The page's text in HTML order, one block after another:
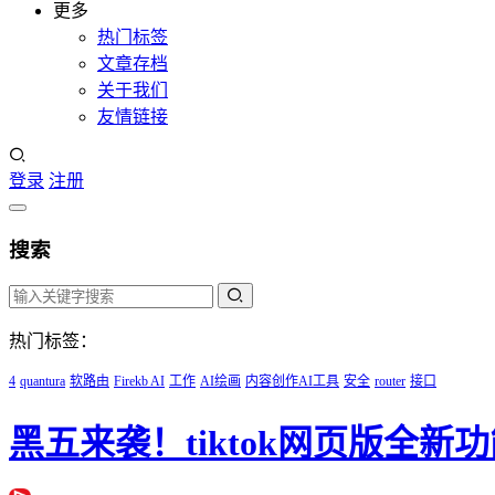
更多
热门标签
文章存档
关于我们
友情链接
登录 注册
搜索
热门标签：
4 quantura 软路由 Firekb AI 工作 AI绘画 内容创作AI工具 安全 router 接口
黑五来袭！tiktok网页版全新